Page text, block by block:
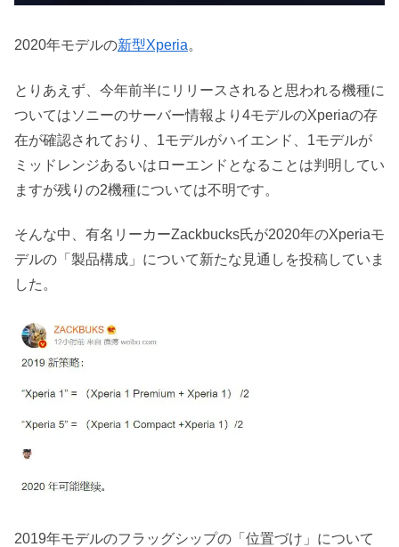
2020年モデルの新型Xperia。
とりあえず、今年前半にリリースされると思われる機種に
ついてはソニーのサーバー情報より4モデルのXperiaの存
在が確認されており、1モデルがハイエンド、1モデルが
ミッドレンジあるいはローエンドとなることは判明してい
ますが残りの2機種については不明です。
そんな中、有名リーカーZackbucks氏が2020年のXperiaモ
デルの「製品構成」について新たな見通しを投稿していま
した。
2019年モデルのフラッグシップの「位置づけ」について